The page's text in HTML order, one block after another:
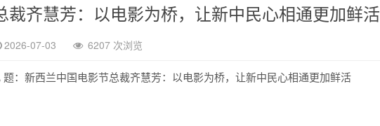
裁齐慧芳：以电影为桥，让新中民心相通更加鲜活
2026-07-03 6207 次浏览
新西兰中国电影节总裁齐慧芳：以电影为桥，让新中民心相通更加鲜活